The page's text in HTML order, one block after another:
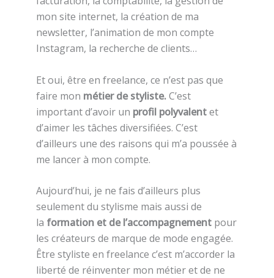
mon site internet, la création de ma
newsletter, l’animation de mon compte
Instagram, la recherche de clients…
Et oui, être en freelance, ce n’est pas que
faire mon métier de styliste.C’est
important d’avoir un profil polyvalentet
d’aimer les tâches diversifiées. C’est
d’ailleurs une des raisons qui m’a poussée à
me lancer à mon compte.
Aujourd’hui, je ne fais d’ailleurs plus
seulement du stylisme mais aussi de
la formation et de l’accompagnementpour
les créateurs de marque de mode engagée.
Être styliste en freelance c’est m’accorder la
liberté de réinventer mon métier et de ne